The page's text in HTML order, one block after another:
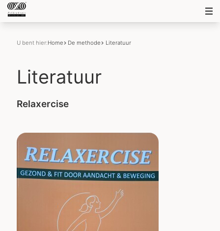
U bent hier:Home De methode Literatuur
Literatuur
Relaxercise